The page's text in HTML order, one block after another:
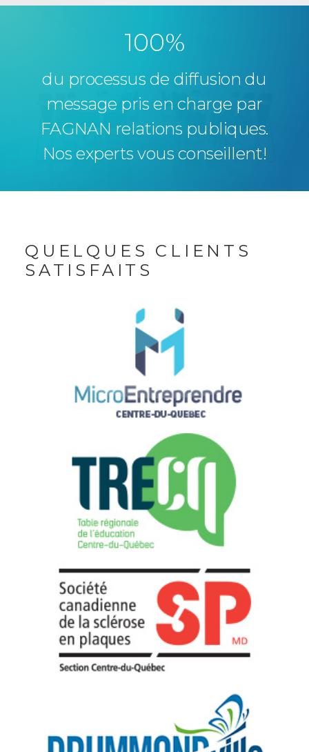
100%
du processus de diffusion du
message pris en charge par
FAGNAN relations publiques.
Nos experts vous conseillent!
QUELQUES CLIENTS
SATISFAITS